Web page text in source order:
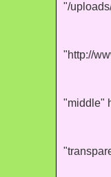
"/
"http://
"middle"